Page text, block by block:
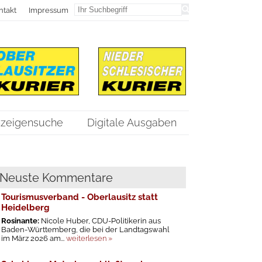
Impressum
Digitale Ausgaben
Neuste Kommentare
Tourismusverband - Oberlausitz statt
Heidelberg
Rosinante: Nicole Huber, CDU-Politikerin aus
Baden-Württemberg, die bei der Landtagswahl
im März 2026 am...weiterlesen »